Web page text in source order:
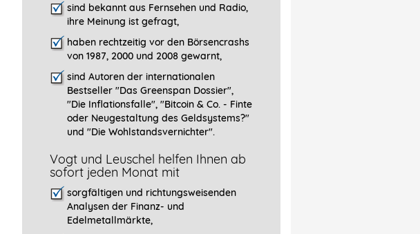
sind bekannt aus Fernsehen und Radio,
ihre Meinung ist gefragt,
haben rechtzeitig vor den Börsencrashs
von 1987, 2000 und 2008 gewarnt,
sind Autoren der internationalen
Bestseller "Das Greenspan Dossier",
"Die Inflationsfalle", "Bitcoin & Co. - Finte
oder Neugestaltung des Geldsystems?"
und "Die Wohlstandsvernichter".
Vogt und Leuschel helfen Ihnen ab
sofort jeden Monat mit
sorgfältigen und richtungsweisenden
Analysen der Finanz- und
Edelmetallmärkte,